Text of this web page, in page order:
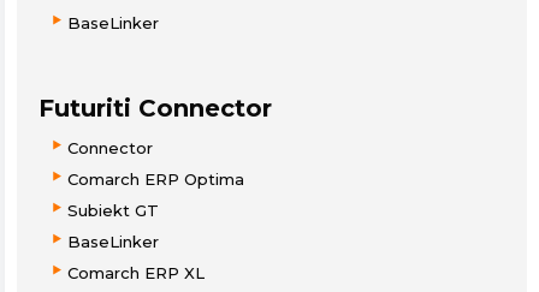
BaseLinker
Futuriti Connector
Connector
Comarch ERP Optima
Subiekt GT
BaseLinker
Comarch ERP XL